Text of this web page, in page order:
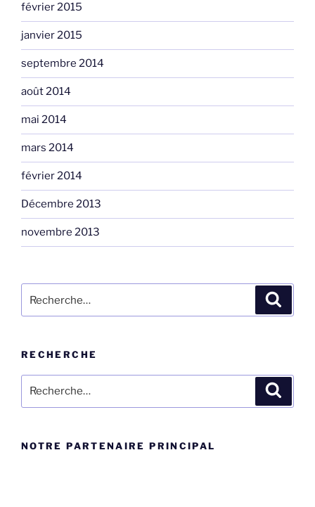
février 2015
janvier 2015
septembre 2014
août 2014
mai 2014
mars 2014
février 2014
Décembre 2013
novembre 2013
RECHERCHE
NOTRE PARTENAIRE PRINCIPAL